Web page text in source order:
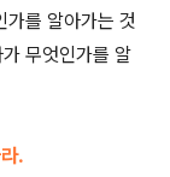
가를 알아가는 것
무엇인가를 알
.